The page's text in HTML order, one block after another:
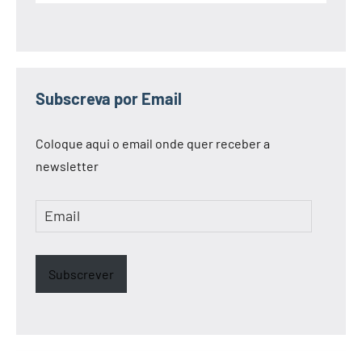
Subscreva por Email
Coloque aqui o email onde quer receber a
newsletter
Email
Subscrever